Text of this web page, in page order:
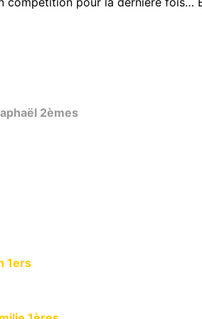
2èmes
1ers